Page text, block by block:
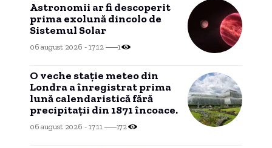
Astronomii ar fi descoperit
prima exolună dincolo de
Sistemul Solar
06 august 2026 - 17:12 1
O veche stație meteo din
Londra a înregistrat prima
lună calendaristică fără
precipitații din 1871 încoace.
06 august 2026 - 17:11 172